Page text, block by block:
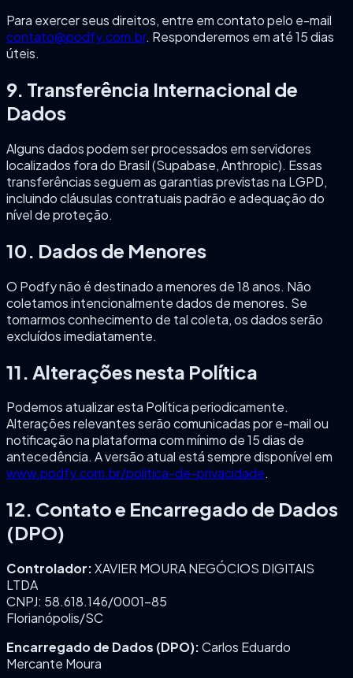
Para exercer seus direitos, entre em contato pelo e-mail
contato@podfy.com.br. Responderemos em até 15 dias
úteis.
9. Transferência Internacional de
Dados
Alguns dados podem ser processados em servidores
localizados fora do Brasil (Supabase, Anthropic). Essas
transferências seguem as garantias previstas na LGPD,
incluindo cláusulas contratuais padrão e adequação do
nível de proteção.
10. Dados de Menores
O Podfy não é destinado a menores de 18 anos. Não
coletamos intencionalmente dados de menores. Se
tomarmos conhecimento de tal coleta, os dados serão
excluídos imediatamente.
11. Alterações nesta Política
Podemos atualizar esta Política periodicamente.
Alterações relevantes serão comunicadas por e-mail ou
notificação na plataforma com mínimo de 15 dias de
antecedência. A versão atual está sempre disponível em
www.podfy.com.br/politica-de-privacidade.
12. Contato e Encarregado de Dados
(DPO)
Controlador:XAVIER MOURA NEGÓCIOS DIGITAIS
LTDA
CNPJ: 58.618.146/0001-85
Florianópolis/SC
Encarregado de Dados (DPO):Carlos Eduardo
Mercante Moura